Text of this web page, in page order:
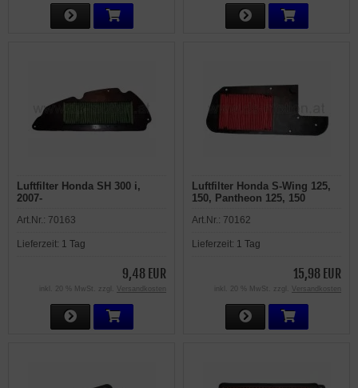
Luftfilter Honda SH 300 i,
2007-
Art.Nr.: 70163
Lieferzeit: 1 Tag
9,48 EUR
inkl. 20 % MwSt. zzgl. Versandkosten
Luftfilter Honda S-Wing 125,
150, Pantheon 125, 150
Art.Nr.: 70162
Lieferzeit: 1 Tag
15,98 EUR
inkl. 20 % MwSt. zzgl. Versandkosten